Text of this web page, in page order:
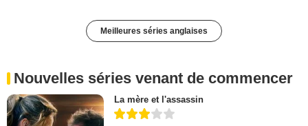
Meilleures séries anglaises
Nouvelles séries venant de commencer
La mère et l'assassin